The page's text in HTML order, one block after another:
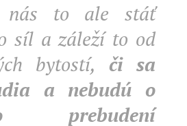
nás to ale stáť
síl a záleží to od
bytostí, či sa
a nebudú o
prebudení